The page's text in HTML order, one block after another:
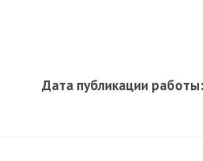
Дата публикации работы: